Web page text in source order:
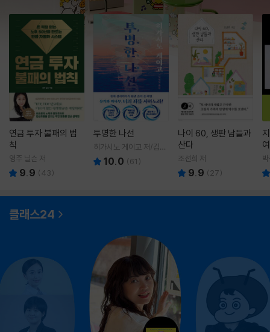
연금 투자 불패의 법
칙
영주 닐슨 저
9.9 (43)
투명한 나선
히가시노 게이고 저/김선
영 역10.0 (61 )
나이 60, 생판 남들과
산다
조선희 저
9.9 ( 27)
클래스24